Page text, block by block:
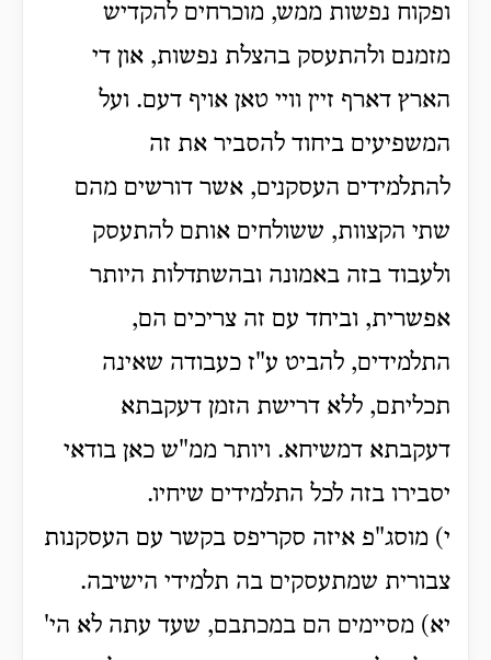
ופקוח נפשות ממש, מוכרחים להקדיש
מזמנם ולהתעסק בהצלת נפשות, און די
הארץ דארף זיין וויי טאן אויף דעם. ועל
המשפיעים ביחוד להסביר את זה
להתלמידים העסקנים, אשר דורשים מהם
שתי הקצוות, ששולחים אותם להתעסק
ולעבוד בזה באמונה ובהשתדלות היותר
אפשרית, וביחד עם זה צריכים הם,
התלמידים, להביט ע"ז כעבודה שאינה
תכליתם, ללא דרישת הזמן דעקבתא
דעקבתא דמשיחא. ויותר ממ"ש כאן בודאי
יסבירו בזה לכל התלמידים שיחיו.
י) מוסג"פ איזה סקריפס בקשר עם העסקנות
צבורית שמתעסקים בה תלמידי הישיבה.
יא) מסיימים הם במכתבם, שעד עתה לא הי'